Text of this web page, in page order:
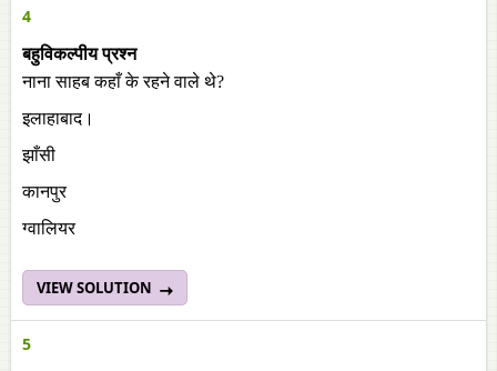
4
बहुविकल्पीय प्रश्न
नाना साहब कहाँ के रहने वाले थे?
इलाहाबाद।
झाँसी
कानपुर
ग्वालियर
VIEW SOLUTION
5